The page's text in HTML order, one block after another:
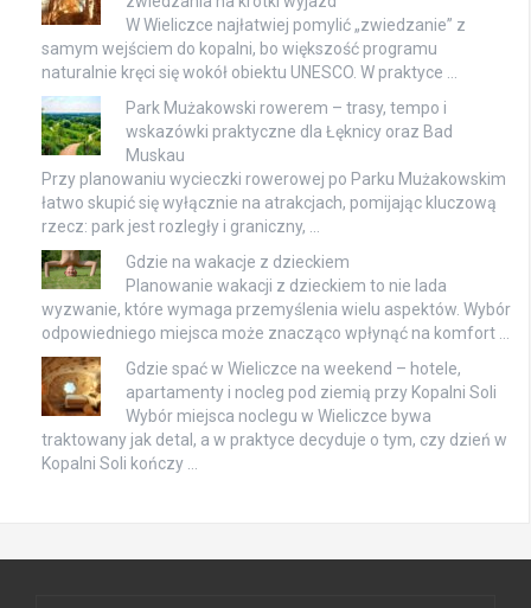
W Wieliczce najłatwiej pomylić „zwiedzanie” z
samym wejściem do kopalni, bo większość programu
naturalnie kręci się wokół obiektu UNESCO. W praktyce …
Park Mużakowski rowerem – trasy, tempo i
wskazówki praktyczne dla Łęknicy oraz Bad
Muskau
Przy planowaniu wycieczki rowerowej po Parku Mużakowskim
łatwo skupić się wyłącznie na atrakcjach, pomijając kluczową
rzecz: park jest rozległy i graniczny, …
Gdzie na wakacje z dzieckiem
Planowanie wakacji z dzieckiem to nie lada
wyzwanie, które wymaga przemyślenia wielu aspektów. Wybór
odpowiedniego miejsca może znacząco wpłynąć na komfort …
Gdzie spać w Wieliczce na weekend – hotele,
apartamenty i nocleg pod ziemią przy Kopalni Soli
Wybór miejsca noclegu w Wieliczce bywa
traktowany jak detal, a w praktyce decyduje o tym, czy dzień w
Kopalni Soli kończy …